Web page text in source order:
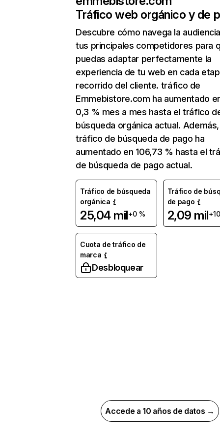
Tráfico web orgánico y de
Descubre cómo navega la
tus principales competidores para
puedas adaptar perfectamente la
experiencia de tu web en cada
recorrido del cliente. tráfico de
Emmebistore.com ha aumentado
0,3 % mes a mes hasta el tráfico
búsqueda orgánica actual.
tráfico de búsqueda de pago ha
aumentado en 106,73 % hasta el
de búsqueda de pago actual.
Tráfico de búsqueda
orgánica
25,04 mil+0 %
Tráfico de
de pago
2,09 mil
Cuota de tráfico de
marca
Desbloquear
Accede a 10 años de datos →